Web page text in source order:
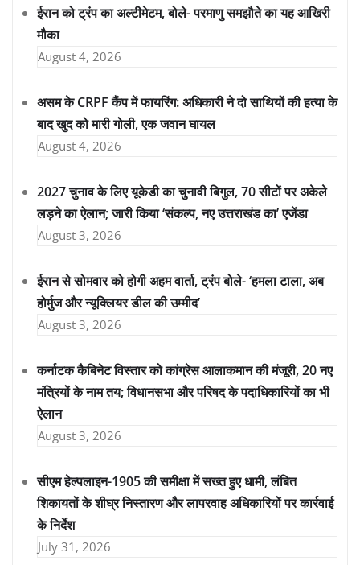
ईरान को ट्रंप का अल्टीमेटम, बोले- परमाणु समझौते का यह आखिरी
मौका
August 4, 2026
असम के CRPF कैंप में फायरिंग: अधिकारी ने दो साथियों की हत्या के
बाद खुद को मारी गोली, एक जवान घायल
August 4, 2026
2027 चुनाव के लिए यूकेडी का चुनावी बिगुल, 70 सीटों पर अकेले
लड़ने का ऐलान; जारी किया ‘संकल्प, नए उत्तराखंड का’ एजेंडा
August 3, 2026
ईरान से सोमवार को होगी अहम वार्ता, ट्रंप बोले- ‘हमला टाला, अब
होर्मुज और न्यूक्लियर डील की उम्मीद’
August 3, 2026
कर्नाटक कैबिनेट विस्तार को कांग्रेस आलाकमान की मंजूरी, 20 नए
मंत्रियों के नाम तय; विधानसभा और परिषद के पदाधिकारियों का भी
ऐलान
August 3, 2026
सीएम हेल्पलाइन-1905 की समीक्षा में सख्त हुए धामी, लंबित
शिकायतों के शीघ्र निस्तारण और लापरवाह अधिकारियों पर कार्रवाई
के निर्देश
July 31, 2026